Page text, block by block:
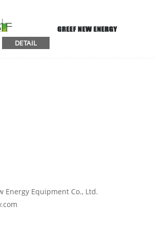
DETAIL
Energy Equipment Co., Ltd.